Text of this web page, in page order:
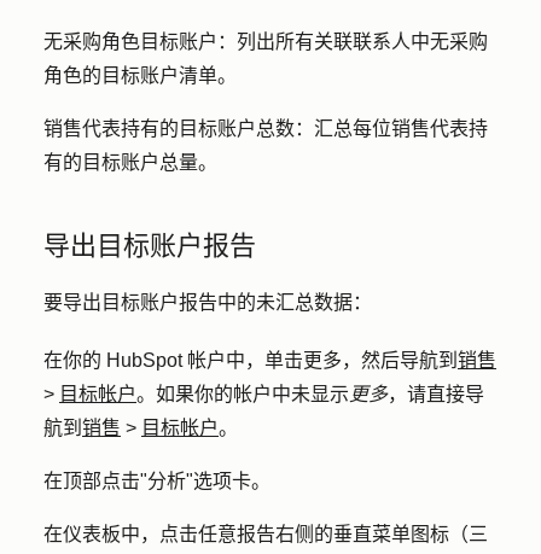
无采购角色目标账户： 列出所有关联联系人中无采购
角色的目标账户清单。
销售代表持有的目标账户总数： 汇总每位销售代表持
有的目标账户总量。
导出目标账户报告
要导出目标账户报告中的未汇总数据：
在你的 HubSpot 帐户中，单击更多，然后导航到 销售
> 目标帐户。如果你的帐户中未显示 更多，请直接导
航到 销售 > 目标帐户。
在顶部点击"分析"选项卡。
在仪表板中，点击任意报告右侧的垂直 菜单图标（三